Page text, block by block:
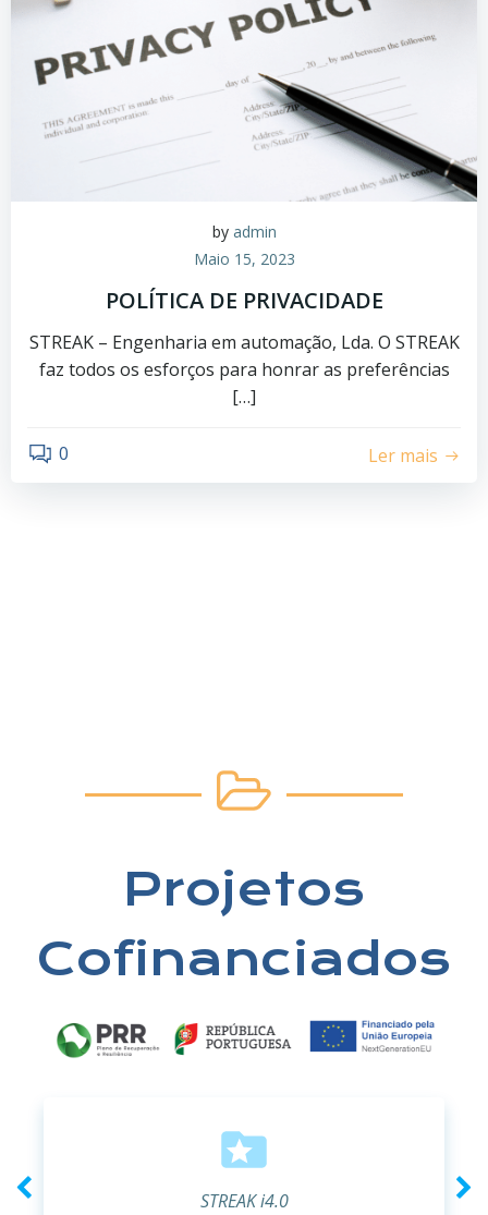
by admin
Maio 15, 2023
POLÍTICA DE PRIVACIDADE
STREAK – Engenharia em automação, Lda. O STREAK
faz todos os esforços para honrar as preferências
[…]
0 Ler mais
Projetos
Cofinanciados
STREAK i4.0